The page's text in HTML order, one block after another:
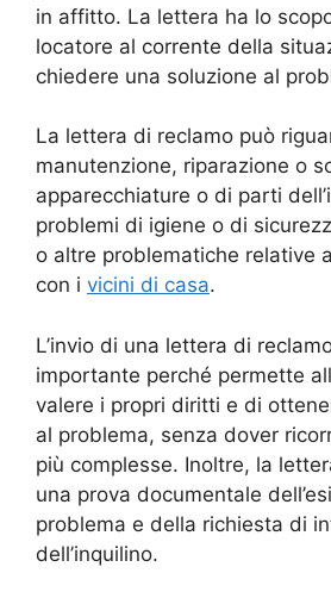
in affitto. La lettera ha lo
locatore al corrente della
chiedere una soluzione al
La lettera di reclamo può
manutenzione, riparazione o
apparecchiature o di parti
problemi di igiene o di
o altre problematiche relative
con i vicini di casa.
L’invio di una lettera di
importante perché permette
valere i propri diritti e di
al problema, senza dover
più complesse. Inoltre, la
una prova documentale
problema e della richiesta di
dell’inquilino.